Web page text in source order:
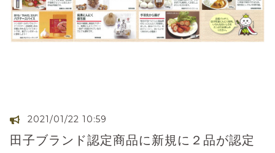
2021/01/22 10:59
田子ブランド認定商品に新規に２品が認定